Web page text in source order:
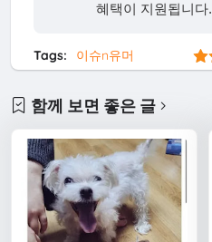
혜택이 지원됩니다.
Tags: 이슈n유머
함께 보면 좋은 글